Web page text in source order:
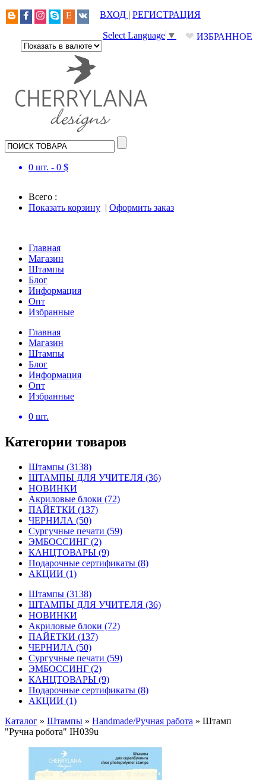
ВХОД | РЕГИСТРАЦИЯ
❤ ИЗБРАННОЕ
Select Language ▼
0 шт. - 0 $
Всего :
Показать корзину | Оформить заказ
Главная
Магазин
Штампы
Блог
Информация
Опт
Избранные
Главная
Магазин
Штампы
Блог
Информация
Опт
Избранные
0 шт.
Категории товаров
Штампы (3138)
ШТАМПЫ ДЛЯ УЧИТЕЛЯ (36)
НОВИНКИ
Акриловые блоки (72)
ПАЙЕТКИ (137)
ЧЕРНИЛА (50)
Сургучные печати (59)
ЭМБОССИНГ (2)
КАНЦТОВАРЫ (9)
Подарочные сертификаты (8)
АКЦИИ (1)
Штампы (3138)
ШТАМПЫ ДЛЯ УЧИТЕЛЯ (36)
НОВИНКИ
Акриловые блоки (72)
ПАЙЕТКИ (137)
ЧЕРНИЛА (50)
Сургучные печати (59)
ЭМБОССИНГ (2)
КАНЦТОВАРЫ (9)
Подарочные сертификаты (8)
АКЦИИ (1)
Каталог » Штампы » Handmade/Ручная работа » Штамп
"Ручна робота" IH039u